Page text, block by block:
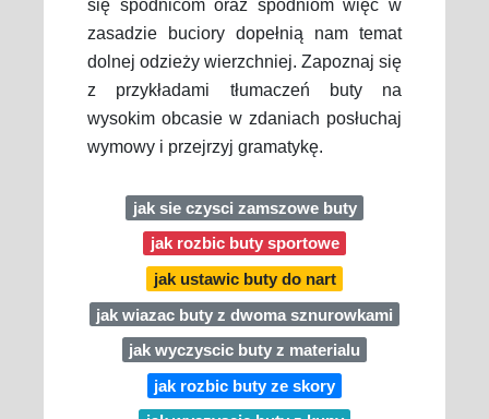
się spódnicom oraz spodniom więc w
zasadzie buciory dopełnią nam temat
dolnej odzieży wierzchniej. Zapoznaj się
z przykładami tłumaczeń buty na
wysokim obcasie w zdaniach posłuchaj
wymowy i przejrzyj gramatykę.
jak sie czysci zamszowe buty
jak rozbic buty sportowe
jak ustawic buty do nart
jak wiazac buty z dwoma sznurowkami
jak wyczyscic buty z materialu
jak rozbic buty ze skory